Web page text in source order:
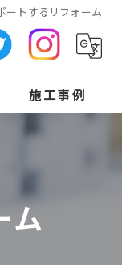
ートするリフォーム
施工事例
ム